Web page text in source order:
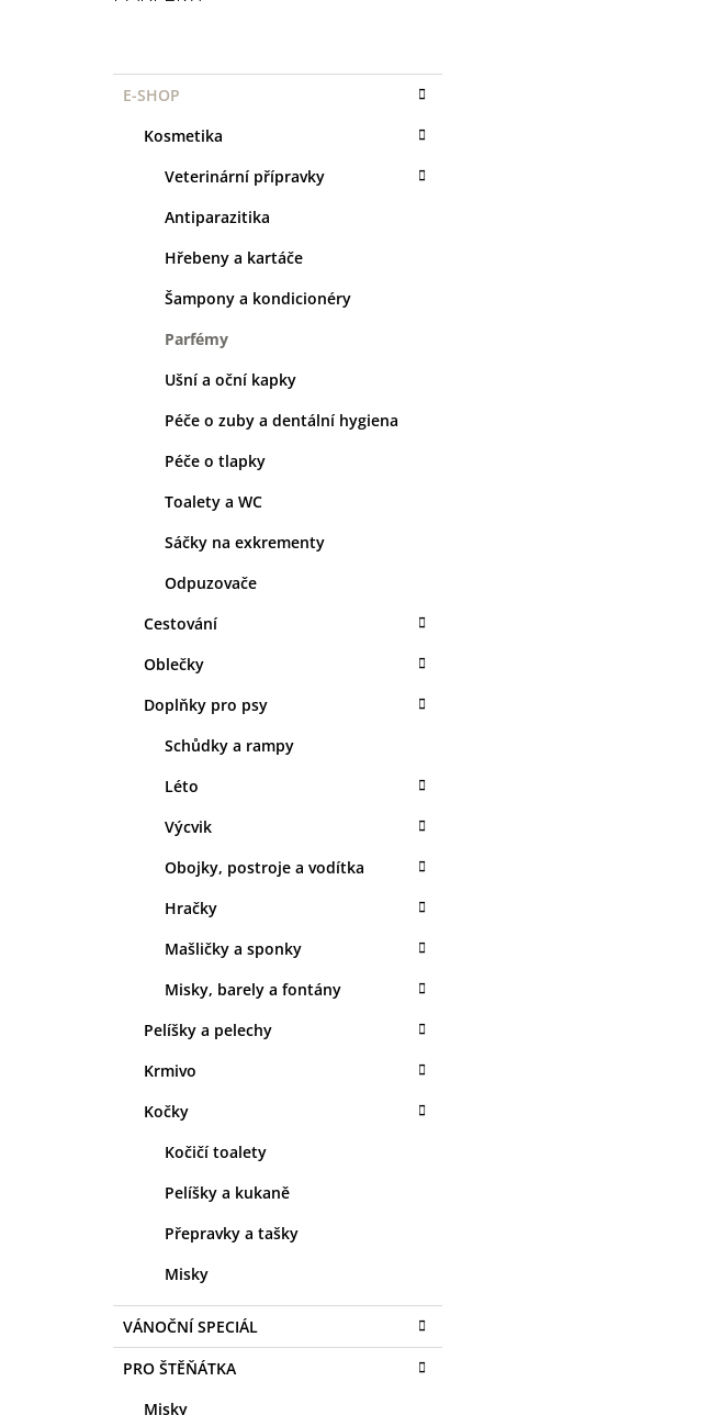
kategorie
KE-SHOP
Kosmetika
Veterinární přípravky
Antiparazitika
Hřebeny a kartáče
Šampony a kondicionéry
Parfémy
Ušní a oční kapky
Péče o zuby a dentální hygiena
Péče o tlapky
Toalety a WC
Sáčky na exkrementy
Odpuzovače
Cestování
Oblečky
Doplňky pro psy
Schůdky a rampy
Léto
Výcvik
Obojky, postroje a vodítka
Hračky
Mašličky a sponky
Misky, barely a fontány
Pelíšky a pelechy
Krmivo
Kočky
Kočičí toalety
Pelíšky a kukaně
Přepravky a tašky
Misky
VÁNOČNÍ SPECIÁL
PRO ŠTĚŇÁTKA
Misky
1 KS